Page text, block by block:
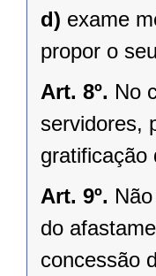
d) exame
propor o
Art. 8º. No
servidores,
gratificação
Art. 9º.
do
concessão